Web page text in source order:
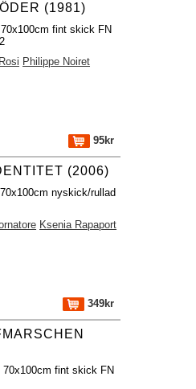
(1981)
fint skick FN
Philippe Noiret
95kr
(2006)
nyskick/rullad
Ksenia Rapaport
349kr
70x100cm fint skick FN